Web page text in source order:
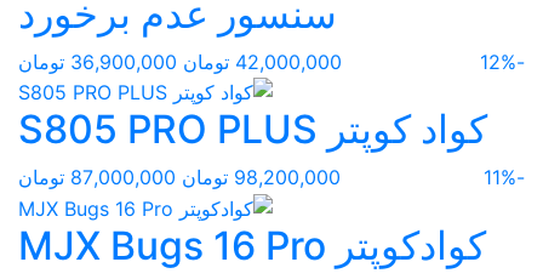
سنسور عدم برخورد
-12% 42,000,000 تومان 36,900,000 تومان
کواد کوپتر S805 PRO PLUS
-11% 98,200,000 تومان 87,000,000 تومان
کوادکوپتر MJX Bugs 16 Pro